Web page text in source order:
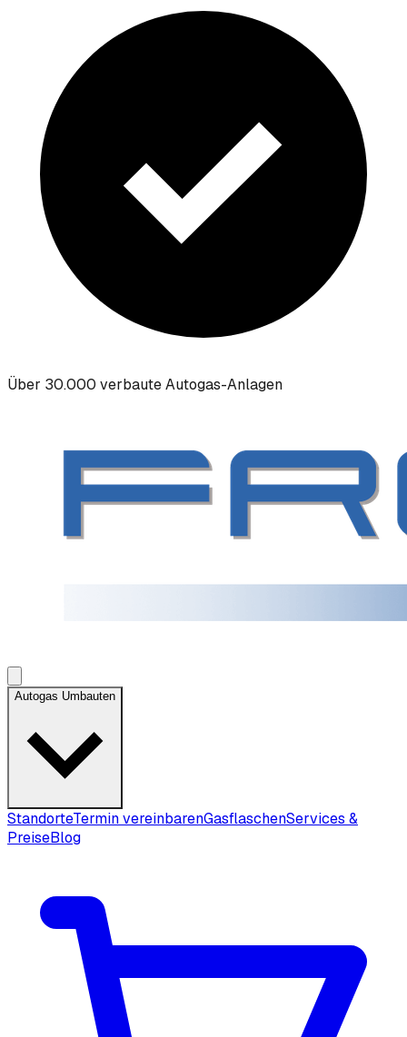
Über 30.000 verbaute Autogas-Anlagen
Autogas Umbauten
StandorteTermin vereinbarenGasflaschenServices &
PreiseBlog